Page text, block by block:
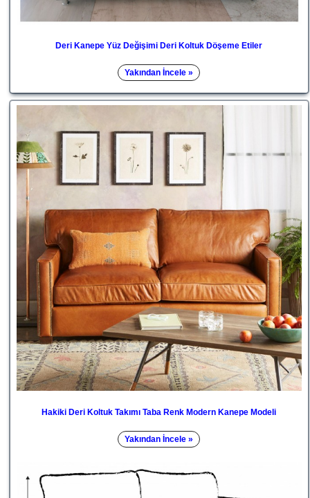
Deri Kanepe Yüz Değişimi Deri Koltuk Döşeme Etiler
Yakından İncele »
Hakiki Deri Koltuk Takımı Taba Renk Modern Kanepe Modeli
Yakından İncele »